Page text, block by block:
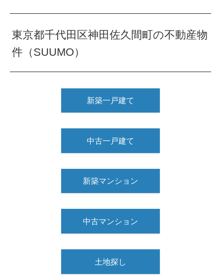
東京都千代田区神田佐久間町の不動産物
件（SUUMO）
新築一戸建て
中古一戸建て
新築マンション
中古マンション
土地探し